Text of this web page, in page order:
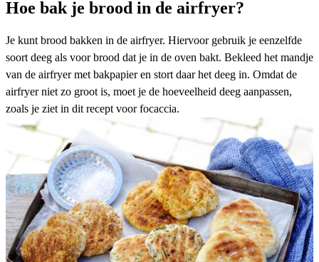
Hoe bak je brood in de airfryer?
Je kunt brood bakken in de airfryer. Hiervoor gebruik je eenzelfde
soort deeg als voor brood dat je in de oven bakt. Bekleed het mandje
van de airfryer met bakpapier en stort daar het deeg in. Omdat de
airfryer niet zo groot is, moet je de hoeveelheid deeg aanpassen,
zoals je ziet in dit recept voorfocaccia.